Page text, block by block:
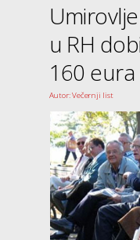
u RH
160 eura
Autor: Večernji list